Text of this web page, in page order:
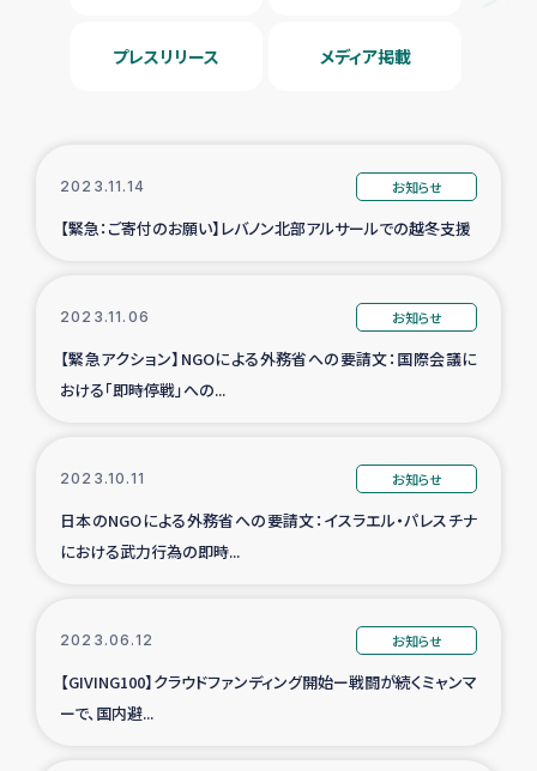
プレスリリース メディア掲載
2023.11.14 お知らせ
【緊急：ご寄付のお願い】レバノン北部アルサールでの越冬支援
2023.11.06 お知らせ
【緊急アクション】NGOによる外務省への要請文：国際会議に
おける「即時停戦」への...
2023.10.11 お知らせ
日本のNGOによる外務省への要請文：イスラエル・パレスチナ
における武力行為の即時...
2023.06.12 お知らせ
【GIVING100】クラウドファンディング開始ー戦闘が続くミャンマ
ーで、国内避...